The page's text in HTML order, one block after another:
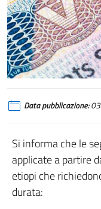
Data pubblicazione:03
Si informa che le
applicate a partire
etiopi che
durata: